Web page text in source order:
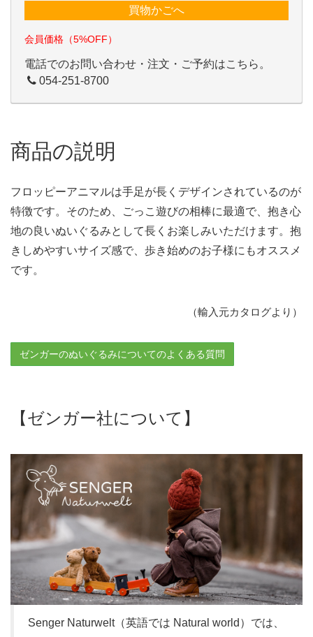
買物かごへ
会員価格（5%OFF）
電話でのお問い合わせ・注文・ご予約はこちら。
054-251-8700
商品の説明
フロッピーアニマルは手足が長くデザインされているのが
特徴です。そのため、ごっこ遊びの相棒に最適で、抱き心
地の良いぬいぐるみとして長くお楽しみいただけます。抱
きしめやすいサイズ感で、歩き始めのお子様にもオススメ
です。
（輸入元カタログより）
ゼンガーのぬいぐるみについてのよくある質問
【ゼンガー社について】
Senger Naturwelt（英語では Natural world）では、